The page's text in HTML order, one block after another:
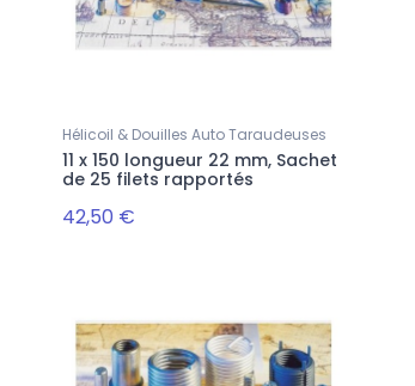
Hélicoil & Douilles Auto Taraudeuses
11 x 150 longueur 22 mm, Sachet
de 25 filets rapportés
42,50 €